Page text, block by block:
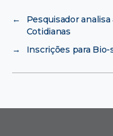
←
Pesquisador analisa
Cotidianas
→
Inscrições para